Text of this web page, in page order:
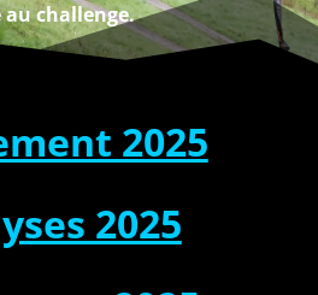
au challenge.
2025
2025